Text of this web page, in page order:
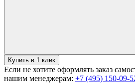
Купить в 1 клик
Если не хотите оформлять заказ
нашим менеджерам: +7 (495) 150-09-